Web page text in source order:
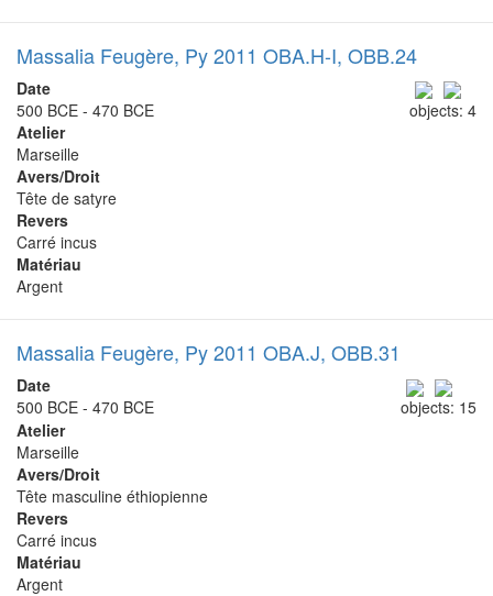
Massalia Feugère, Py 2011 OBA.H-I, OBB.24
objects: 4
Date
500 BCE - 470 BCE
Atelier
Marseille
Avers/Droit
Tête de satyre
Revers
Carré incus
Matériau
Argent
Massalia Feugère, Py 2011 OBA.J, OBB.31
objects: 15
Date
500 BCE - 470 BCE
Atelier
Marseille
Avers/Droit
Tête masculine éthiopienne
Revers
Carré incus
Matériau
Argent